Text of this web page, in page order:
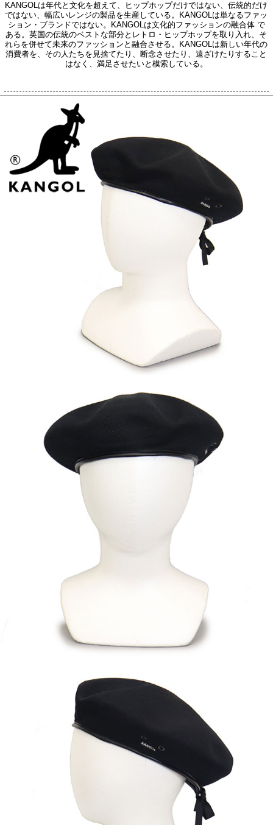
KANGOLは年代と文化を超えて、ヒップホップだけではない、伝統的だけ
ではない、幅広いレンジの製品を生産している。KANGOLは単なるファッ
ション・ブランドではない。KANGOLは文化的ファッションの融合体 で
ある。英国の伝統のベストな部分とレトロ・ヒップホップを取り入れ、そ
れらを併せて未来のファッションと融合させる。KANGOLは新しい年代の
消費者を、その人たちを見捨てたり、断念させたり、遠ざけたりすること
はなく、満足させたいと模索している。